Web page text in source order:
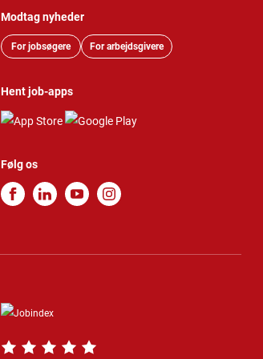
Modtag nyheder
For jobsøgere For arbejdsgivere
Hent job-apps
Følg os